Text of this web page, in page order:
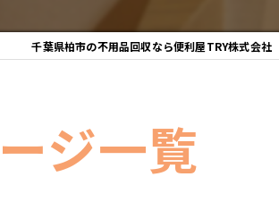
千葉県柏市の不用品回収なら便利屋TRY株式会社
ジ一覧